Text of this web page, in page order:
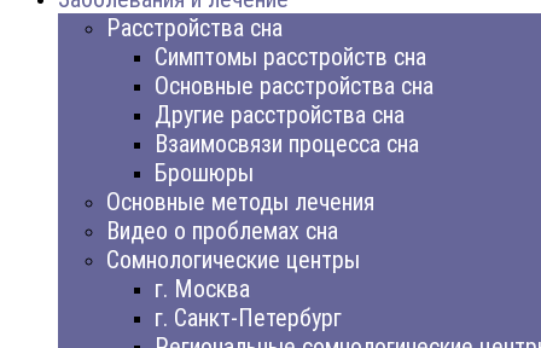
Расстройства сна
Симптомы расстройств сна
Основные расстройства сна
Другие расстройства сна
Взаимосвязи процесса сна
Брошюры
Основные методы лечения
Видео о проблемах сна
Сомнологические центры
г. Москва
г. Санкт-Петербург